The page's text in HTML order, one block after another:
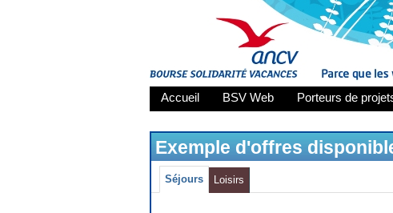
Accueil BSV Web Porteurs de
Exemple d'offres
Séjours Loisirs